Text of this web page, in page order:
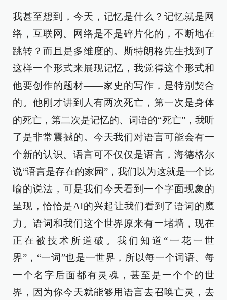
我甚至想到，今天，记忆是什么？记忆就是网
络，互联网。网络是不是碎片化的，不断地在
跳转？而且是多维度的。斯特朗格先生找到了
这样一个形式来展现记忆，我觉得这个形式和
他要创作的题材——家史的写作，是特别契合
的。他刚才讲到人有两次死亡，第一次是身体
的死亡，第二次是记忆的、词语的“死亡”，我听
了是非常震撼的。今天我们对语言可能会有一
个新的认识。语言可不仅仅是语言，海德格尔
说“语言是存在的家园”，我们以为这就是一个比
喻的说法，可是我们今天看到一个字面现象的
呈现，恰恰是AI的兴起让我们看到了语词的魔
力。语词和我们这个世界原来有一堵墙，现在
正在被技术所道破。我们知道“一花一世
界”，“一词”也是一世界，所以每一个词语、每
一个名字后面都有灵魂，甚至是一个个的世
界，因为你今天就能够用语言去召唤亡灵，去